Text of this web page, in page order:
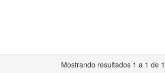
Mostrando resultados 1 a 1 de 1